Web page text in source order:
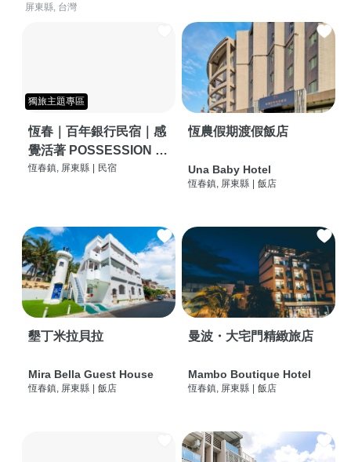
屏東縣, 台灣
獨旅主題專區
恆春｜百年銀行民宿｜感
覺活著 POSSESSION |
背包客棧 | 恆春必住特色
恆春鎮, 屏東縣 民宿
恆農假期渡假飯店
Una Baby Hotel
恆春鎮, 屏東縣 飯店
墾丁米拉貝拉
Mira Bella Guest House
恆春鎮, 屏東縣 飯店
曼波・大宅門精緻旅店
Mambo Boutique Hotel
恆春鎮, 屏東縣 飯店